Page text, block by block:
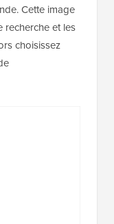
Cette image
recherche et les
choisissez